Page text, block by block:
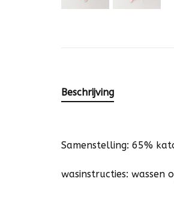
Beschrijving
Samenstelling: 65%
wasinstructies: wassen